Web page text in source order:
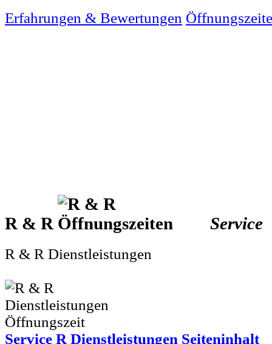
Erfahrungen & Bewertungen
R & R Service
R & R Dienstleistungen
Service R Dienstleistungen Seiteninhalt